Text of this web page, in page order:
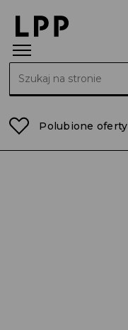
Polubione oferty
Strona główna